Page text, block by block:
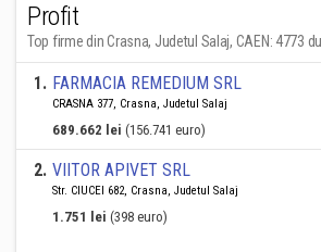
Profit
Top firme din Crasna, Judetul Salaj, CAEN: 4773
1. FARMACIA REMEDIUM SRL
CRASNA 377, Crasna, Judetul Salaj
689.662 lei (156.741 euro)
2. VIITOR APIVET SRL
Str. CIUCEI 682, Crasna, Judetul Salaj
1.751 lei (398 euro)